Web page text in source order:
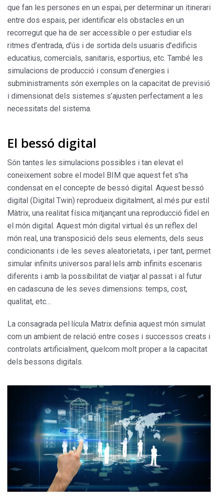
que fan les persones en un espai, per determinar un itinerari
entre dos espais, per identificar els obstacles en un
recorregut que ha de ser accessible o per estudiar els
ritmes d’entrada, d’ús i de sortida dels usuaris d’edificis
educatius, comercials, sanitaris, esportius, etc. També les
simulacions de producció i consum d’energies i
subministraments són exemples on la capacitat de previsió
i dimensionat dels sistemes s’ajusten perfectament a les
necessitats del sistema.
El bessó digital
Són tantes les simulacions possibles i tan elevat el
coneixement sobre el model BIM que aquest fet s’ha
condensat en el concepte de bessó digital. Aquest bessó
digital (Digital Twin) reprodueix digitalment, al més pur estil
Màtrix, una realitat física mitjançant una reproducció fidel en
el món digital. Aquest món digital virtual és un reflex del
món real, una transposició dels seus elements, dels seus
condicionants i de les seves aleatorietats, i per tant, permet
simular infinits universos paral·lels amb infinits escenaris
diferents i amb la possibilitat de viatjar al passat i al futur
en cadascuna de les seves dimensions: temps, cost,
qualitat, etc…
La consagrada pel·lícula Matrix definia aquest món simulat
com un ambient de relació entre coses i successos creats i
controlats artificialment, quelcom molt proper a la capacitat
dels bessons digitals.